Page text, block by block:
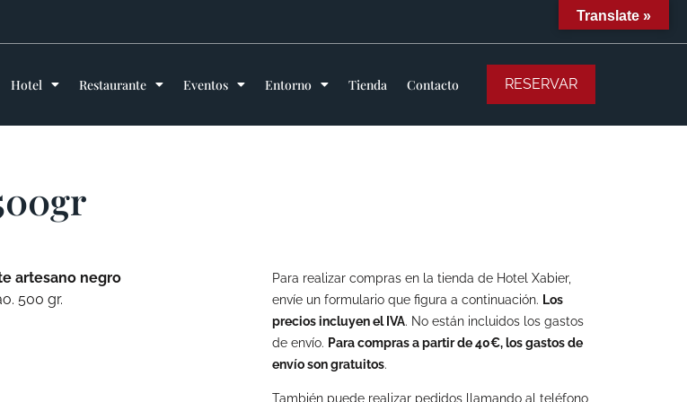
Hotel Restaurante Eventos Entorno Tienda Contacto RESERVAR
artesano negro
500 gr.
Para realizar compras en la tienda de Hotel Xabier,
envíe un formulario que figura a continuación. Los
precios incluyen el IVA. No están incluidos los gastos
de envío. Para compras a partir de 40€, los gastos de
envío son gratuitos.
También puede realizar pedidos llamando al teléfono
Translate »